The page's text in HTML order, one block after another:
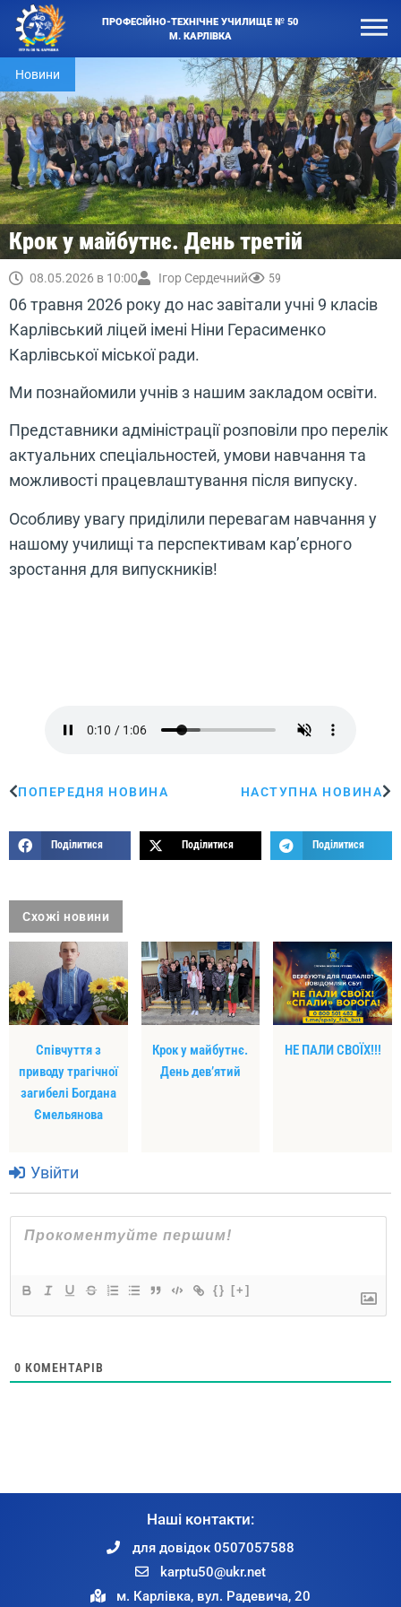
ПРОФЕСІЙНО-ТЕХНІЧНЕ УЧИЛИЩЕ № 50
М. КАРЛІВКА
Новини
Крок у майбутнє. День третій
08.05.2026 в 10:00 Ігор Сердечний 59
06 травня 2026 року до нас завітали учні 9 класів
Карлівський ліцей імені Ніни Герасименко
Карлівської міської ради.
Ми познайомили учнів з нашим закладом освіти.
Представники адміністрації розповіли про перелік
актуальних спеціальностей, умови навчання та
можливості працевлаштування після випуску.
Особливу увагу приділили перевагам навчання у
нашому училищі та перспективам кар’єрного
зростання для випускників!
ПОПЕРЕДНЯ НОВИНА НАСТУПНА НОВИНА
Поділитися Поділитися Поділитися
Схожі новини
Співчуття з
приводу трагічної
загибелі Богдана
Ємельянова
Крок у майбутнє.
День дев’ятий
НЕ ПАЛИ СВОЇХ!!!
Увійти
{} [+]
0 КОМЕНТАРІВ
Наші контакти:
для довідок 0507057588
karptu50@ukr.net
м. Карлівка, вул. Радевича, 20